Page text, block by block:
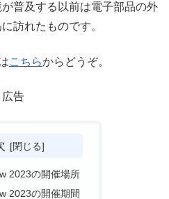
普及する以前は電子部品の外
訪れたものです。
こちらからどうぞ。
広告
2023の開催場所
2023の開催期間